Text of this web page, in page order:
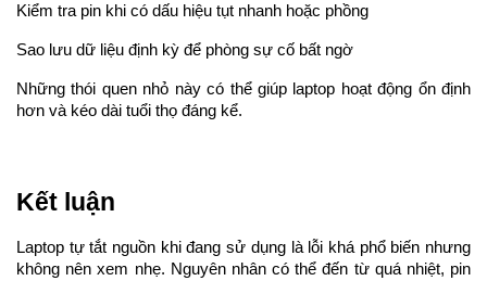
Kiểm tra pin khi có dấu hiệu tụt nhanh hoặc phồng
Sao lưu dữ liệu định kỳ để phòng sự cố bất ngờ
Những thói quen nhỏ này có thể giúp laptop hoạt động ổn định
hơn và kéo dài tuổi thọ đáng kể.
Kết luận
Laptop tự tắt nguồn khi đang sử dụng là lỗi khá phổ biến nhưng
không nên xem nhẹ. Nguyên nhân có thể đến từ quá nhiệt, pin